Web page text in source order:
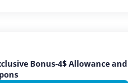
Bonus-4$ Allowance and